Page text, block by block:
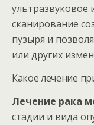
ультразвуковое
сканирование
пузыря и
или других
Какое лечение
Лечение рака
стадии и вида